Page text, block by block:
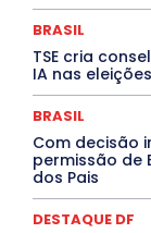
EVENTOS
Jogos
MEIO
MÚSICA
Paraíba
BRASIL
TSE cria
IA nas eleições
BRASIL
Com decisão
permissão de
dos Pais
DESTAQUE DF